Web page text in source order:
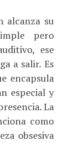
alcanza su
pero
ese
a salir. Es
encapsula
especial y
La
como
obsesiva